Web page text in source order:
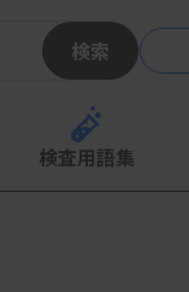
検索
検査用語集